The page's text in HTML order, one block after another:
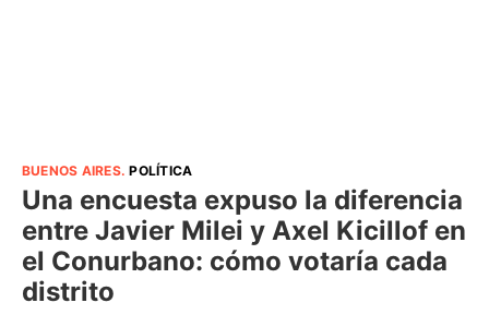
BUENOS AIRES.POLÍTICA
Una encuesta expuso la diferencia
entre Javier Milei y Axel Kicillof en
el Conurbano: cómo votaría cada
distrito